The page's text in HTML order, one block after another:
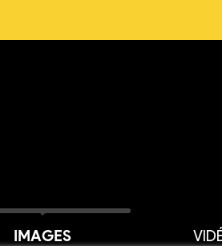
IMAGES